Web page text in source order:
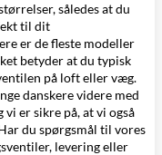
således at du
til dit
er de fleste modeller
betyder at du typisk
på loft eller væg.
danskere videre med
er sikre på, at vi også
du spørgsmål til vores
levering eller